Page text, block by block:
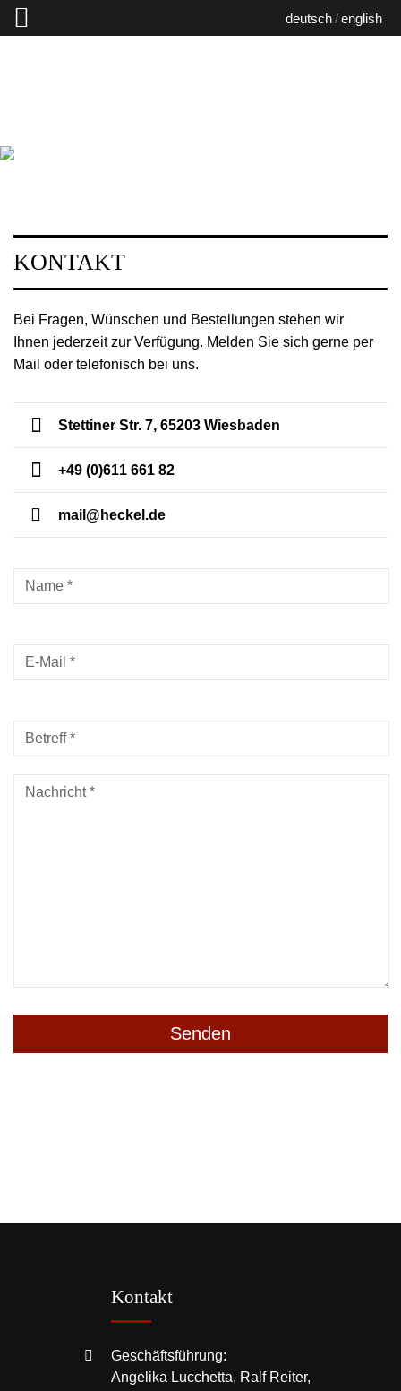
deutsch english
KONTAKT
Bei Fragen, Wünschen und Bestellungen stehen wir
Ihnen jederzeit zur Verfügung. Melden Sie sich gerne per
Mail oder telefonisch bei uns.
Stettiner Str. 7, 65203 Wiesbaden
+49 (0)611 661 82
mail@heckel.de
Kontakt
Geschäftsführung:
Angelika Lucchetta, Ralf Reiter,